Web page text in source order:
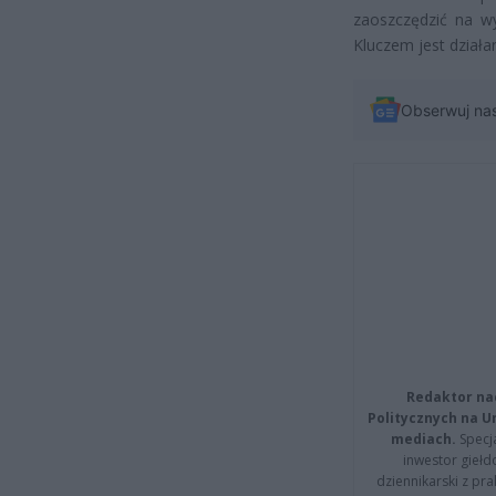
zaoszczędzić na
Kluczem jest
Obserwuj
Redaktor
Politycznych na
mediach.
inwestor
dziennikarski z